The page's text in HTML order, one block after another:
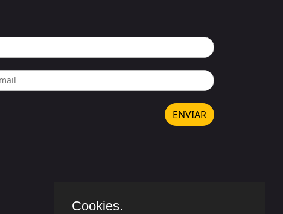
ENVIAR
Cookies.